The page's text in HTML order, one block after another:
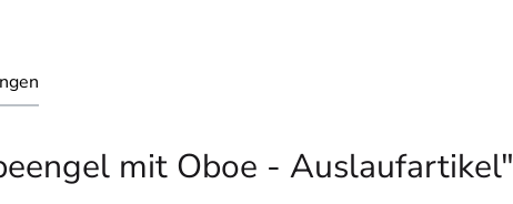
mit Oboe - Auslaufartikel"